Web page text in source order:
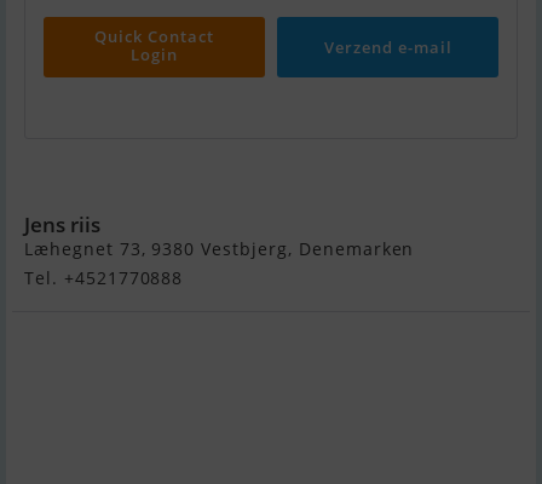
Quick Contact
Login
Verzend e-mail
Jens riis
Læhegnet 73, 9380 Vestbjerg, Denemarken
Tel. +4521770888